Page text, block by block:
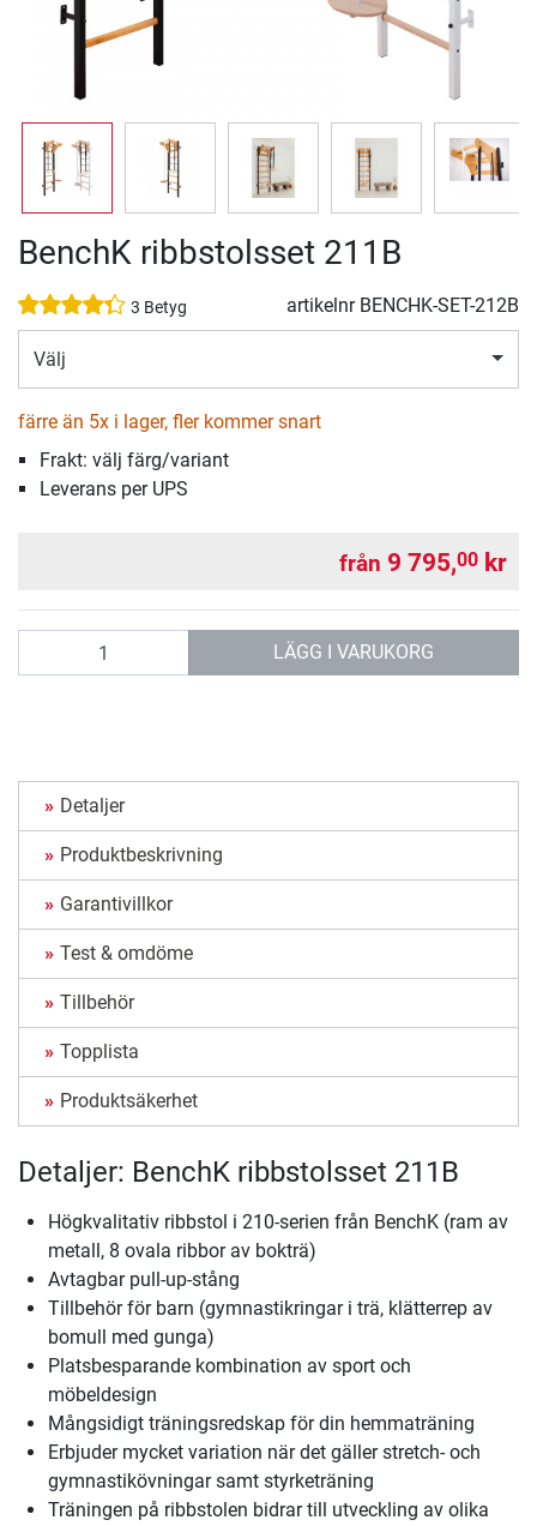
BenchK ribbstolsset 211B
3 Betyg artikelnr BENCHK-SET-212B
Välj
färre än 5x i lager, fler kommer snart
Frakt: välj färg/variant
Leverans per UPS
från 9 795,00 kr
LÄGG I VARUKORG
Detaljer
Produktbeskrivning
Garantivillkor
Test & omdöme
Tillbehör
Topplista
Produktsäkerhet
Detaljer: BenchK ribbstolsset 211B
Högkvalitativ ribbstol i 210-serien från BenchK (ram av
metall, 8 ovala ribbor av bokträ)
Avtagbar pull-up-stång
Tillbehör för barn (gymnastikringar i trä, klätterrep av
bomull med gunga)
Platsbesparande kombination av sport och
möbeldesign
Mångsidigt träningsredskap för din hemmaträning
Erbjuder mycket variation när det gäller stretch- och
gymnastikövningar samt styrketräning
Träningen på ribbstolen bidrar till utveckling av olika